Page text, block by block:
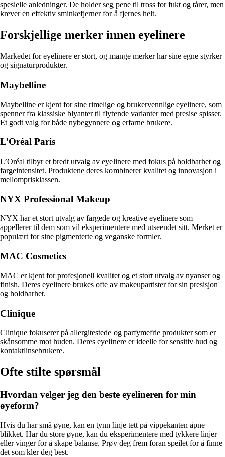
spesielle anledninger. De holder seg pene til tross for fukt og tårer, men
krever en effektiv sminkefjerner for å fjernes helt.
Forskjellige merker innen eyelinere
Markedet for eyelinere er stort, og mange merker har sine egne styrker
og signaturprodukter.
Maybelline
Maybelline er kjent for sine rimelige og brukervennlige eyelinere, som
spenner fra klassiske blyanter til flytende varianter med presise spisser.
Et godt valg for både nybegynnere og erfarne brukere.
L’Oréal Paris
L’Oréal tilbyr et bredt utvalg av eyelinere med fokus på holdbarhet og
fargeintensitet. Produktene deres kombinerer kvalitet og innovasjon i
mellomprisklassen.
NYX Professional Makeup
NYX har et stort utvalg av fargede og kreative eyelinere som
appellerer til dem som vil eksperimentere med utseendet sitt. Merket er
populært for sine pigmenterte og veganske formler.
MAC Cosmetics
MAC er kjent for profesjonell kvalitet og et stort utvalg av nyanser og
finish. Deres eyelinere brukes ofte av makeupartister for sin presisjon
og holdbarhet.
Clinique
Clinique fokuserer på allergitestede og parfymefrie produkter som er
skånsomme mot huden. Deres eyelinere er ideelle for sensitiv hud og
kontaktlinsebrukere.
Ofte stilte spørsmål
Hvordan velger jeg den beste eyelineren for min
øyeform?
Hvis du har små øyne, kan en tynn linje tett på vippekanten åpne
blikket. Har du store øyne, kan du eksperimentere med tykkere linjer
eller vinger for å skape balanse. Prøv deg frem foran speilet for å finne
det som kler deg best.